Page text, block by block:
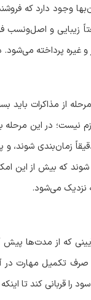
وجود دارد که
زیبایی و اصل‌ونسب
و غیره پرداخته
از مذاکرات باید
در این مرحله
زمان‌بندی شوند، و
که بیش از این
نزدیک می‌شود.
که از مدت‌ها پیش
صرف تکمیل مهارت
قربانی کند تا